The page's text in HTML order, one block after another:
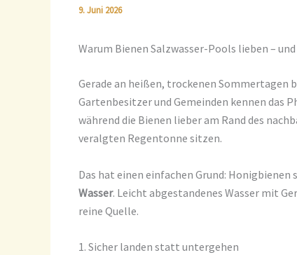
9. Juni 2026
Warum Bienen Salzwasser-Pools lieben –
Gerade an heißen, trockenen Sommertagen
Gartenbesitzer und Gemeinden kennen das
während die Bienen lieber am Rand des
veralgten Regentonne sitzen.
Das hat einen einfachen Grund:
Wasser. Leicht abgestandenes Wasser mit
reine Quelle.
1. Sicher landen statt untergehen